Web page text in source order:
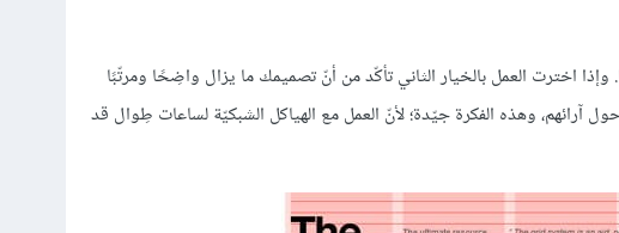
اخترت العمل بالخيار الثاني تأكّد من أنّ تصميمك ما يزال واضِحًا ومرتّبًا
وهذه الفكرة جيّدة؛ لأنّ العمل مع الهياكل الشبكيّة لساعات طِوال قد